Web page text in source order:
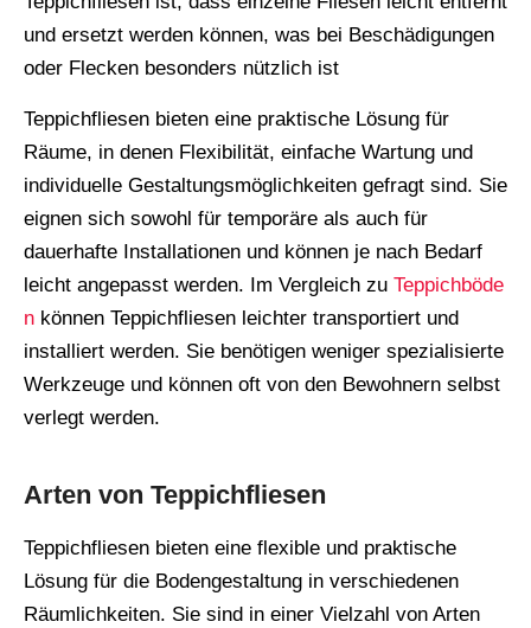
und ersetzt werden können, was bei Beschädigungen
oder Flecken besonders nützlich ist
Teppichfliesen bieten eine praktische Lösung für
Räume, in denen Flexibilität, einfache Wartung und
individuelle Gestaltungsmöglichkeiten gefragt sind. Sie
eignen sich sowohl für temporäre als auch für
dauerhafte Installationen und können je nach Bedarf
leicht angepasst werden. Im Vergleich zu Teppichböde
n können Teppichfliesen leichter transportiert und
installiert werden. Sie benötigen weniger spezialisierte
Werkzeuge und können oft von den Bewohnern selbst
verlegt werden.
Arten von Teppichfliesen
Teppichfliesen bieten eine flexible und praktische
Lösung für die Bodengestaltung in verschiedenen
Räumlichkeiten. Sie sind in einer Vielzahl von Arten